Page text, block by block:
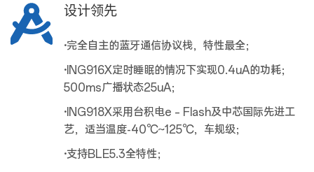
设计领先
·完全自主的蓝牙通信协议栈，特性最全；
· ING916X定时睡眠的情况下实现0.4uA的功耗；
500ms广播状态25uA；
· ING918X采用台积电e – Flash及中芯国际先进工
艺，适当温度-40℃~125℃，车规级；
·支持BLE5.3全特性；